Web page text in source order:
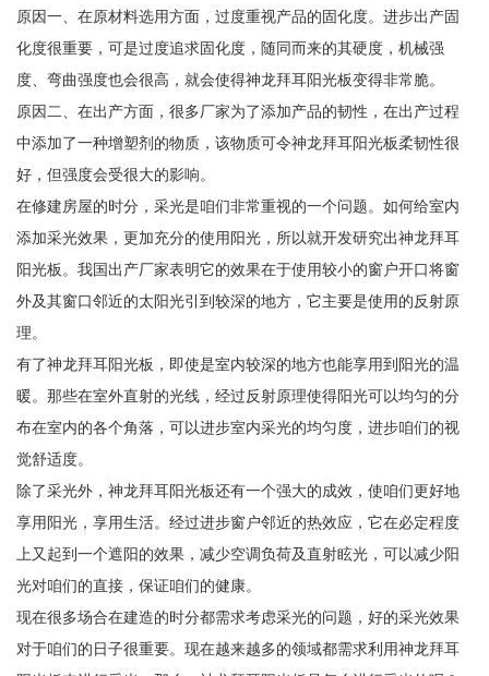
原因一、在原材料选用方面，过度重视产品的固化度。进步出产固
化度很重要，可是过度追求固化度，随同而来的其硬度，机械强
度、弯曲强度也会很高，就会使得神龙拜耳阳光板变得非常脆。
原因二、在出产方面，很多厂家为了添加产品的韧性，在出产过程
中添加了一种增塑剂的物质，该物质可令神龙拜耳阳光板柔韧性很
好，但强度会受很大的影响。
在修建房屋的时分，采光是咱们非常重视的一个问题。如何给室内
添加采光效果，更加充分的使用阳光，所以就开发研究出神龙拜耳
阳光板。我国出产厂家表明它的效果在于使用较小的窗户开口将窗
外及其窗口邻近的太阳光引到较深的地方，它主要是使用的反射原
理。
有了神龙拜耳阳光板，即使是室内较深的地方也能享用到阳光的温
暖。那些在室外直射的光线，经过反射原理使得阳光可以均匀的分
布在室内的各个角落，可以进步室内采光的均匀度，进步咱们的视
觉舒适度。
除了采光外，神龙拜耳阳光板还有一个强大的成效，使咱们更好地
享用阳光，享用生活。经过进步窗户邻近的热效应，它在必定程度
上又起到一个遮阳的效果，减少空调负荷及直射眩光，可以减少阳
光对咱们的直接，保证咱们的健康。
现在很多场合在建造的时分都需求考虑采光的问题，好的采光效果
对于咱们的日子很重要。现在越来越多的领域都需求利用神龙拜耳